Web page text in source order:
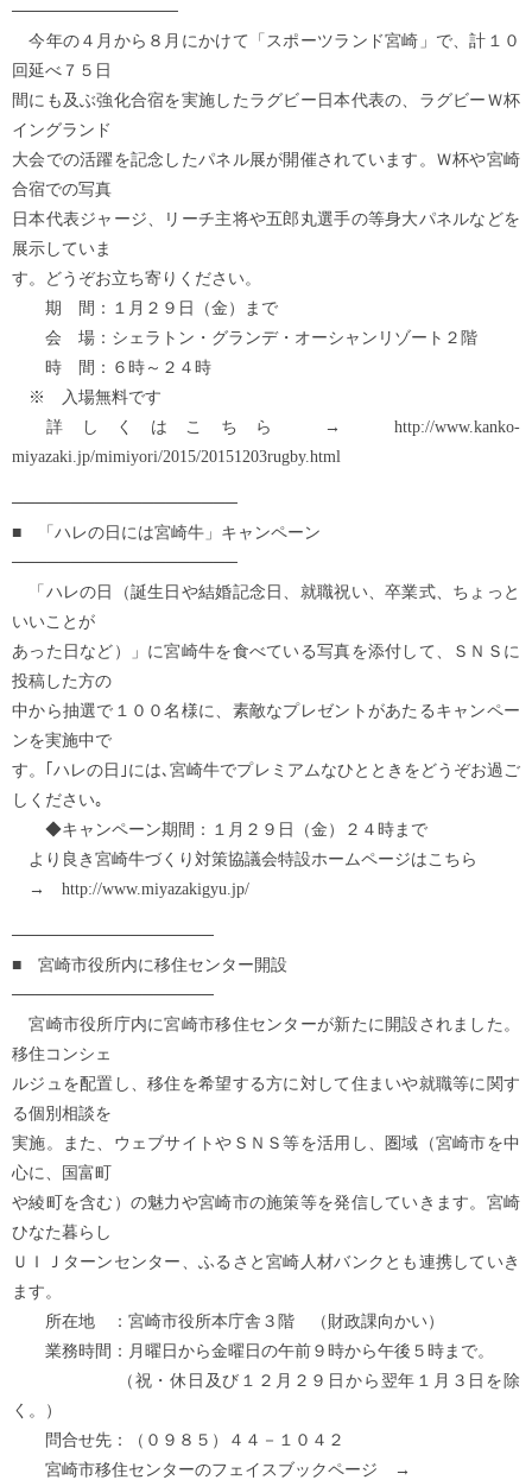
──────────────
今年の４月から８月にかけて「スポーツランド宮崎」で、計１０
回延べ７５日
間にも及ぶ強化合宿を実施したラグビー日本代表の、ラグビーＷ杯
イングランド
大会での活躍を記念したパネル展が開催されています。Ｗ杯や宮崎
合宿での写真
日本代表ジャージ、リーチ主将や五郎丸選手の等身大パネルなどを
展示していま
す。どうぞお立ち寄りください。
期 間：１月２９日（金）まで
会 場：シェラトン・グランデ・オーシャンリゾート２階
時 間：６時～２４時
※ 入場無料です
詳しくはこちら → http://www.kanko-
miyazaki.jp/mimiyori/2015/20151203rugby.html
───────────────────
■ 「ハレの日には宮崎牛」キャンペーン
───────────────────
「ハレの日（誕生日や結婚記念日、就職祝い、卒業式、ちょっと
いいことが
あった日など）」に宮崎牛を食べている写真を添付して、ＳＮＳに
投稿した方の
中から抽選で１００名様に、素敵なプレゼントがあたるキャンペー
ンを実施中で
す。｢ハレの日｣には､宮崎牛でプレミアムなひとときをどうぞお過ご
しください｡
◆キャンペーン期間：１月２９日（金）２４時まで
より良き宮崎牛づくり対策協議会特設ホームページはこちら
→ http://www.miyazakigyu.jp/
─────────────────
■ 宮崎市役所内に移住センター開設
─────────────────
宮崎市役所庁内に宮崎市移住センターが新たに開設されました。
移住コンシェ
ルジュを配置し、移住を希望する方に対して住まいや就職等に関す
る個別相談を
実施。また、ウェブサイトやＳＮＳ等を活用し、圏域（宮崎市を中
心に、国富町
や綾町を含む）の魅力や宮崎市の施策等を発信していきます。宮崎
ひなた暮らし
ＵＩＪターンセンター、ふるさと宮崎人材バンクとも連携していき
ます。
所在地 ：宮崎市役所本庁舎３階 （財政課向かい）
業務時間：月曜日から金曜日の午前９時から午後５時まで。
（祝・休日及び１２月２９日から翌年１月３日を除
く。）
問合せ先：（０９８５）４４－１０４２
宮崎市移住センターのフェイスブックページ →